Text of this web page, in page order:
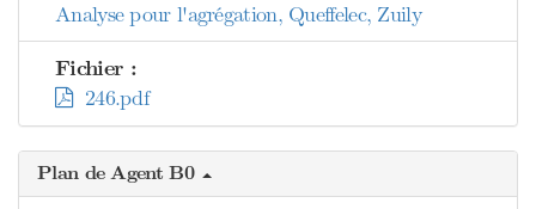
Analyse pour l'agrégation, Queffelec, Zuily
Fichier :
246.pdf
Plan de Agent B0